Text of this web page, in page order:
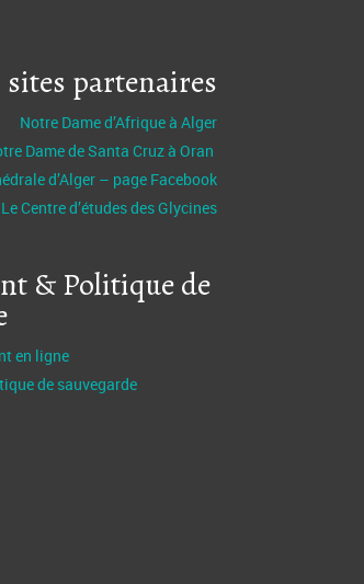
partenaires
Notre Dame d’Afrique à Alger
Dame de Santa Cruz à Oran
d’Alger – page Facebook
Le Centre d’études des Glycines
& Politique de
en ligne
de sauvegarde